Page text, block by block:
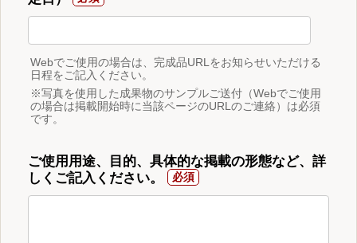
Webでご使用の場合は、完成品URLをお知らせいただける
日程をご記入ください。
※写真を使用した成果物のサンプルご送付（Webでご使用
の場合は掲載開始時に当該ページのURLのご連絡）は必須
です。
ご使用用途、目的、具体的な掲載の形態など、詳
しくご記入ください。